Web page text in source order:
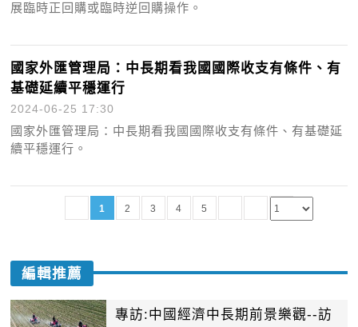
展臨時正回購或臨時逆回購操作。
國家外匯管理局：中長期看我國國際收支有條件、有
基礎延續平穩運行
2024-06-25 17:30
國家外匯管理局：中長期看我國國際收支有條件、有基礎延
續平穩運行。
1 2 3 4 5
編輯推薦
專訪:中國經濟中長期前景樂觀--訪